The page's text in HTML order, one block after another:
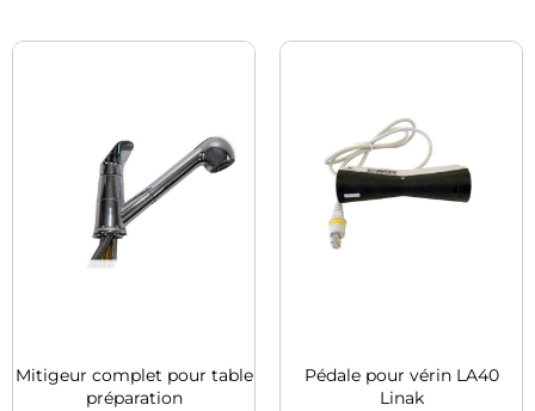
Mitigeur complet pour table
préparation
Pédale pour vérin LA40
Linak